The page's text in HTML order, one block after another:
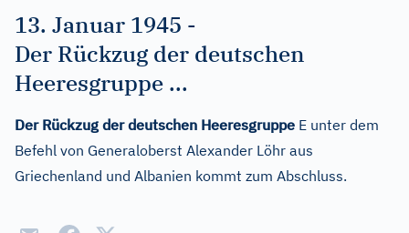
13. Januar 1945 -
Der Rückzug der deutschen
Heeresgruppe ...
Der Rückzug der deutschen Heeresgruppe E unter dem
Befehl von Generaloberst Alexander Löhr aus
Griechenland und Albanien kommt zum Abschluss.